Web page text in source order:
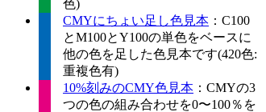
色)
CMYにちょい足し色見本 ：C100
とM100とY100の単色をベースに
他の色を足した色見本です(420色:
重複色有)
10%刻みのCMY色見本 ：CMYの3
つの色の組み合わせを0〜100％を